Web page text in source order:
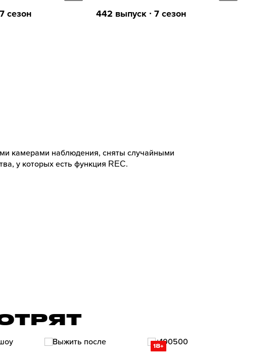
сезон 442 выпуск ∙ 7 сезон
камерами наблюдения, сняты случайными
у которых есть функция REC.
18+